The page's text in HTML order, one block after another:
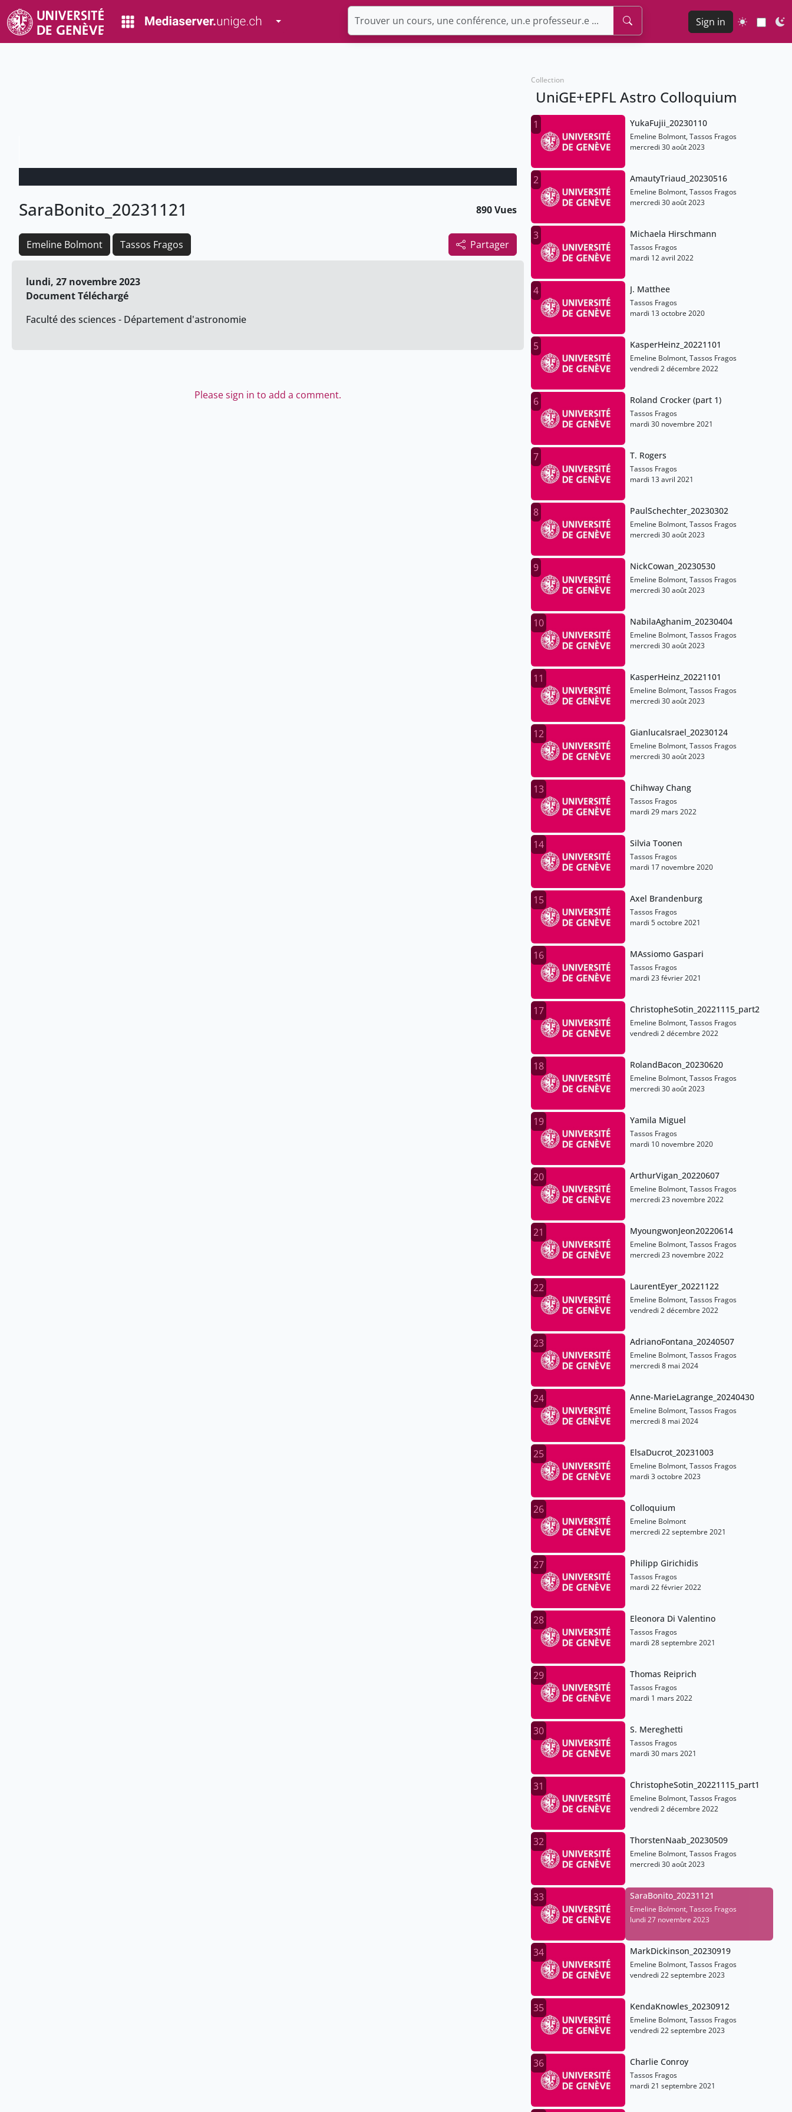
Toggle Dropdown Sign in
SaraBonito_20231121 890 Vues
Partager
Emeline Bolmont Tassos Fragos
lundi, 27 novembre 2023
Document Téléchargé
Faculté des sciences - Département d'astronomie
Please sign in to add a comment.
Collection
UniGE+EPFL Astro Colloquium
1 YukaFujii_20230110
Emeline Bolmont, Tassos Fragos
mercredi 30 août 2023
2 AmautyTriaud_20230516
Emeline Bolmont, Tassos Fragos
mercredi 30 août 2023
3 Michaela Hirschmann
Tassos Fragos
mardi 12 avril 2022
4 J. Matthee
Tassos Fragos
mardi 13 octobre 2020
5 KasperHeinz_20221101
Emeline Bolmont, Tassos Fragos
vendredi 2 décembre 2022
6 Roland Crocker (part 1)
Tassos Fragos
mardi 30 novembre 2021
7 T. Rogers
Tassos Fragos
mardi 13 avril 2021
8 PaulSchechter_20230302
Emeline Bolmont, Tassos Fragos
mercredi 30 août 2023
9 NickCowan_20230530
Emeline Bolmont, Tassos Fragos
mercredi 30 août 2023
10 NabilaAghanim_20230404
Emeline Bolmont, Tassos Fragos
mercredi 30 août 2023
11 KasperHeinz_20221101
Emeline Bolmont, Tassos Fragos
mercredi 30 août 2023
12 GianlucaIsrael_20230124
Emeline Bolmont, Tassos Fragos
mercredi 30 août 2023
13 Chihway Chang
Tassos Fragos
mardi 29 mars 2022
14 Silvia Toonen
Tassos Fragos
mardi 17 novembre 2020
15 Axel Brandenburg
Tassos Fragos
mardi 5 octobre 2021
16 MAssiomo Gaspari
Tassos Fragos
mardi 23 février 2021
17 ChristopheSotin_20221115_part2
Emeline Bolmont, Tassos Fragos
vendredi 2 décembre 2022
18 RolandBacon_20230620
Emeline Bolmont, Tassos Fragos
mercredi 30 août 2023
19 Yamila Miguel
Tassos Fragos
mardi 10 novembre 2020
20 ArthurVigan_20220607
Emeline Bolmont, Tassos Fragos
mercredi 23 novembre 2022
21 MyoungwonJeon20220614
Emeline Bolmont, Tassos Fragos
mercredi 23 novembre 2022
22 LaurentEyer_20221122
Emeline Bolmont, Tassos Fragos
vendredi 2 décembre 2022
23 AdrianoFontana_20240507
Emeline Bolmont, Tassos Fragos
mercredi 8 mai 2024
24 Anne-MarieLagrange_20240430
Emeline Bolmont, Tassos Fragos
mercredi 8 mai 2024
25 ElsaDucrot_20231003
Emeline Bolmont, Tassos Fragos
mardi 3 octobre 2023
26 Colloquium
Emeline Bolmont
mercredi 22 septembre 2021
27 Philipp Girichidis
Tassos Fragos
mardi 22 février 2022
28 Eleonora Di Valentino
Tassos Fragos
mardi 28 septembre 2021
29 Thomas Reiprich
Tassos Fragos
mardi 1 mars 2022
30 S. Mereghetti
Tassos Fragos
mardi 30 mars 2021
31 ChristopheSotin_20221115_part1
Emeline Bolmont, Tassos Fragos
vendredi 2 décembre 2022
32 ThorstenNaab_20230509
Emeline Bolmont, Tassos Fragos
mercredi 30 août 2023
33 SaraBonito_20231121
Emeline Bolmont, Tassos Fragos
lundi 27 novembre 2023
34 MarkDickinson_20230919
Emeline Bolmont, Tassos Fragos
vendredi 22 septembre 2023
35 KendaKnowles_20230912
Emeline Bolmont, Tassos Fragos
vendredi 22 septembre 2023
36 Charlie Conroy
Tassos Fragos
mardi 21 septembre 2021